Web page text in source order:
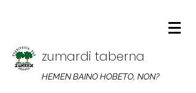
zumardi taberna
HEMEN BAINO HOBETO, NON?